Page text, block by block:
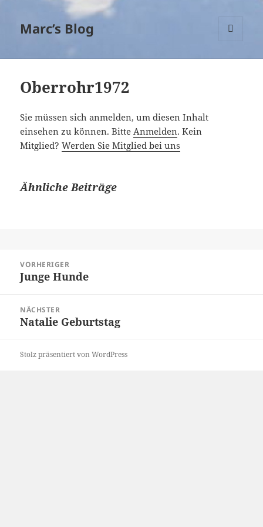
Marc’s Blog
Oberrohr1972
Sie müssen sich anmelden, um diesen Inhalt
einsehen zu können. BitteAnmelden. Kein
Mitglied?Werden Sie Mitglied bei uns
Ähnliche Beiträge
VORHERIGER
Vorheriger
Junge Hunde
NÄCHSTER
Nächster
Natalie Geburtstag
Stolz präsentiert von WordPress